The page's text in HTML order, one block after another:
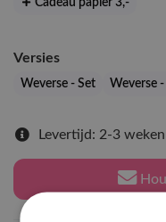
Cadeau papier 3,-
Versies
Weverse - Set Weverse
Levertijd: 2-3 weken